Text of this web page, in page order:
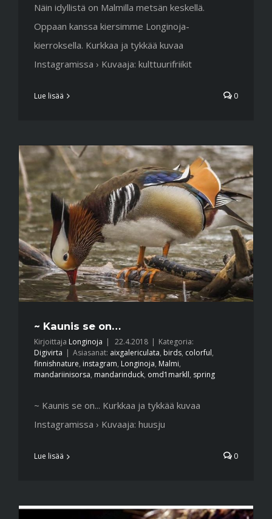
Näin idyllistä on Malmilla metsän keskellä.
Oppaan kanssa kiersimme Longinoja-
kierroksella. Kurkkaa ja tykkää kuvaa
Instagramissa › Kuvaaja: kulttuurifriikit
Lue lisää 0
~ Kaunis se on…
Kirjoittaja Longinoja | 22.4.2018 | Kategoria:
Digivirta | Asiasanat: aixgalericulata, birds, colorful,
finnishnature, instagram, Longinoja, Malmi,
mandariinisorsa, mandarinduck, omd1markll, spring
~ Kaunis se on... Kurkkaa ja tykkää kuvaa
Instagramissa › Kuvaaja: huusju
Lue lisää 0